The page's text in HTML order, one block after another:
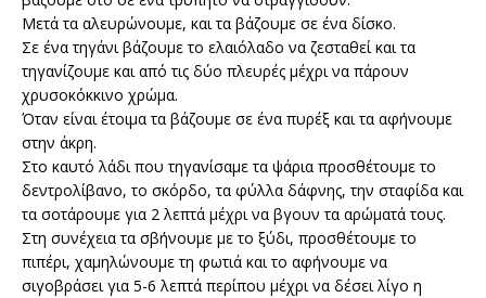
Μετά τα αλευρώνουμε, και τα βάζουμε σε ένα δίσκο.
Σε ένα τηγάνι βάζουμε το ελαιόλαδο να ζεσταθεί και τα
τηγανίζουμε και από τις δύο πλευρές μέχρι να πάρουν
χρυσοκόκκινο χρώμα.
Όταν είναι έτοιμα τα βάζουμε σε ένα πυρέξ και τα αφήνουμε
στην άκρη.
Στο καυτό λάδι που τηγανίσαμε τα ψάρια προσθέτουμε το
δεντρολίβανο, το σκόρδο, τα φύλλα δάφνης, την σταφίδα και
τα σοτάρουμε για 2 λεπτά μέχρι να βγουν τα αρώματά τους.
Στη συνέχεια τα σβήνουμε με το ξύδι, προσθέτουμε το
πιπέρι, χαμηλώνουμε τη φωτιά και το αφήνουμε να
σιγοβράσει για 5-6 λεπτά περίπου μέχρι να δέσει λίγο η